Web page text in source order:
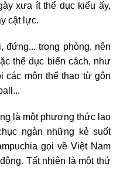
xưa ít thể dục kiểu ấy,
cật lực.
đứng... trong phòng, nên
thể dục biến cách, như
các môn thể thao từ gôn
là một phương thức lao
ngàn những kẻ suốt
gọi về Việt Nam
Tất nhiên là một thứ